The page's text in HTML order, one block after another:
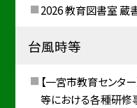
2026 教育図書室 蔵
台風時等
【一宮市教育センタ
等における各種研修